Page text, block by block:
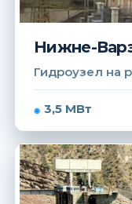
Нижне-
Гидроузел на
3,5 МВт